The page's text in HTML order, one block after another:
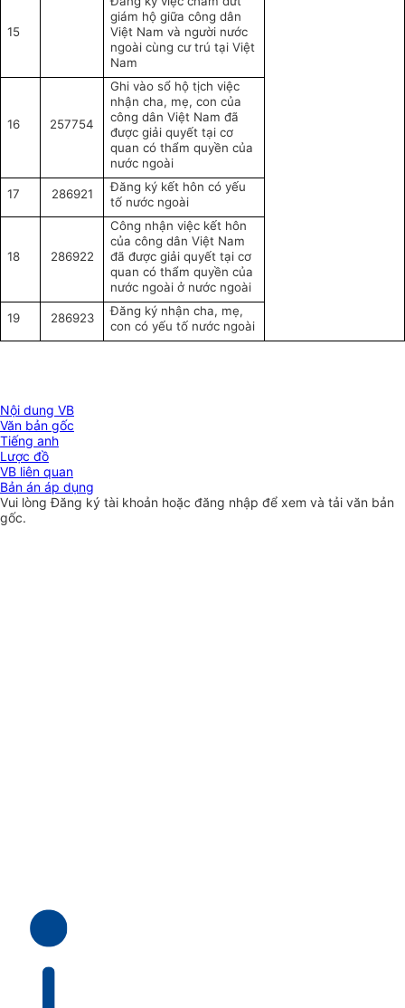
15
giám hộ giữa công dân
Việt Nam và người nước
ngoài cùng cư trú tại Việt
Nam
16 257754
Ghi vào sổ hộ tịch việc
nhận cha, mẹ, con của
công dân Việt Nam đã
được giải quyết tại cơ
quan có thẩm quyền của
nước ngoài
17 286921
Đăng ký kết hôn có yếu
tố nước ngoài
18 286922
Công nhận việc kết hôn
của công dân Việt Nam
đã được giải quyết tại cơ
quan có thẩm quyền của
nước ngoài ở nước ngoài
19 286923
Đăng ký nhận cha, mẹ,
con có yếu tố nước ngoài
Nội dung VB
Văn bản gốc
Tiếng anh
Lược đồ
VB liên quan
Bản án áp dụng
Vui lòngĐăng ký tài khoản hoặc đăng nhập để xem và tải văn bản
gốc.